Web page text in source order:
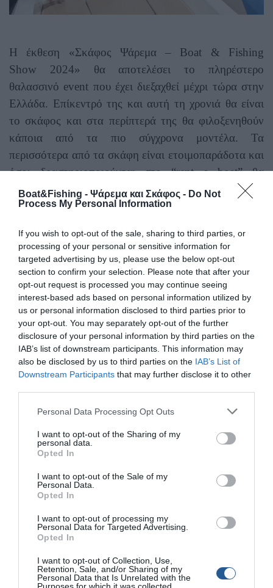
Boat&Fishing - Ψάρεμα και Σκάφος - Do Not
Process My Personal Information
If you wish to opt-out of the sale, sharing to third parties, or
processing of your personal or sensitive information for
targeted advertising by us, please use the below opt-out
section to confirm your selection. Please note that after your
opt-out request is processed you may continue seeing
interest-based ads based on personal information utilized by
us or personal information disclosed to third parties prior to
your opt-out. You may separately opt-out of the further
disclosure of your personal information by third parties on the
IAB’s list of downstream participants. This information may
also be disclosed by us to third parties on the IAB’s List of
Downstream Participants that may further disclose it to other
Personal Data Processing Opt Outs
I want to opt-out of the Sharing of my
personal data.
Opted In
I want to opt-out of the Sale of my
Personal Data.
Opted In
I want to opt-out of processing my
Personal Data for Targeted Advertising.
Opted In
I want to opt-out of Collection, Use,
Retention, Sale, and/or Sharing of my
Personal Data that Is Unrelated with the
Η έκθεση «Σκάφος Ψάρεμα – Boat & Fishing
Show 2024» θα αποτελέσει το πληρέστερο
θαλασσινό event που έχει διεξαχθεί μέχρι τώρα στην
Ελλάδα. Επίκεντρό της και αυτή τη χρονιά θα είναι
το σκάφος και στα περίπτερά της θα φιλοξενηθούν
κάποια από τα πιο σύγχρονα μοντέλα. Τα
περισσότερα από τα σκάφη είναι ετοιμοπαράδοτα και
όσοι δραστηριοποιούνται στο “rent a boat” θα
μπορέσουν άμεσα να τα προμηθευτούν.
αλιείας που διεξάγεται στη χώρα μας. Οι φίλοι του
ψαρέματος θα έχουν την ευκαιρία να ενημερωθούν
για τα νέα προϊόντα και να παρακολουθήσουν
επιδείξεις από το εξειδικευμένο προσωπικό των
εταιρειών που δραστηριοποιούνται σε αυτόν τον
τομέα.
Ιδιαίτερο βάρος θα δοθεί και αυτή τη χρονιά στον
τομέα του Τουρισμού καθώς η «
Show –SEA&Tourism EXPO
» φιλοδοξεί να